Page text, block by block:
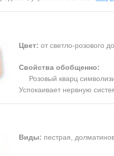
Цвет: от светло-розового
Свойства обобщенно:
Розовый кварц
Успокаивает нервную
Виды: пестрая,